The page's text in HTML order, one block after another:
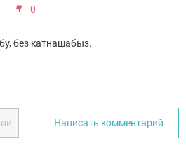
0
без катнашабыз.
Написать комментарий